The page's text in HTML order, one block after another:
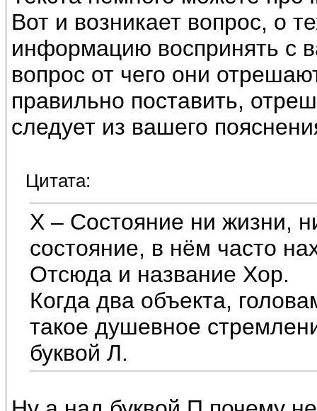
Вот и возникает вопрос, о
информацию воспринять с
вопрос от чего они
правильно поставить,
следует из вашего
Цитата:
Х – Состояние ни жизни,
состояние, в нём часто
Отсюда и название Хор.
Когда два объекта,
такое душевное
буквой Л.